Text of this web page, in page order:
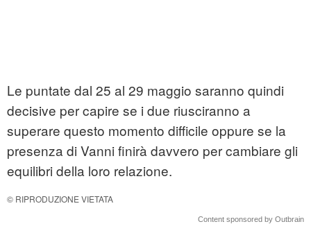
Le puntate dal 25 al 29 maggio saranno quindi
decisive per capire se i due riusciranno a
superare questo momento difficile oppure se la
presenza di Vanni finirà davvero per cambiare gli
equilibri della loro relazione.
© RIPRODUZIONE VIETATA
Content sponsored by Outbrain